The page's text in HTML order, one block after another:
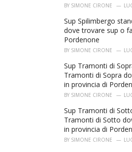
BY SIMONE CIRONE
Sup Spilimbergo
dove trovare sup o
Pordenone
BY SIMONE CIRONE
Sup Tramonti di
Tramonti di Sopra
in provincia di
BY SIMONE CIRONE
Sup Tramonti di
Tramonti di Sotto
in provincia di
BY SIMONE CIRONE